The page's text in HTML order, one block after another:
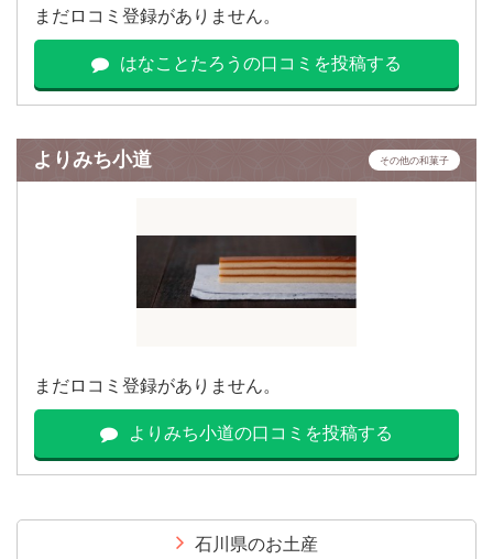
まだロコミ登録がありません。
はなことたろうの口コミを投稿する
よりみち小道 その他の和菓子
まだロコミ登録がありません。
よりみち小道の口コミを投稿する
石川県のお土産